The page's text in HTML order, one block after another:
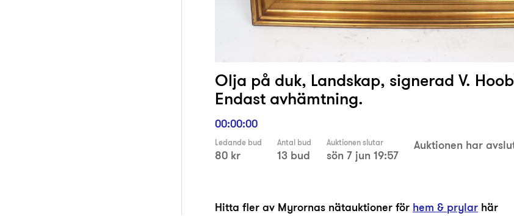
Olja på duk, Landskap, signerad V.
Endast avhämtning.
00:00:00
Ledande bud
80 kr
Antal bud
13 bud
Auktionen slutar
sön 7 jun 19:57
Auktionen har
Hitta fler av Myrornas nätauktioner för hem & prylar här